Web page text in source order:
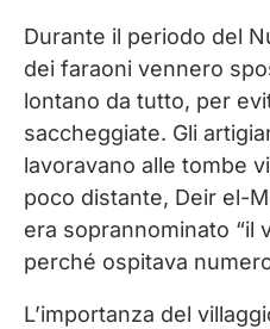
Durante il periodo del
dei faraoni vennero
lontano da tutto, per
saccheggiate. Gli
lavoravano alle tombe
poco distante, Deir el-
era soprannominato “il
perché ospitava
L’importanza del